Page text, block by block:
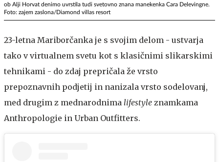
ob Alji Horvat denimo uvrstila tudi svetovno znana manekenka Cara Delevingne.
Foto: zajem zaslona/Diamond villas resort
23-letna Mariborčanka je s svojim delom - ustvarja
tako v virtualnem svetu kot s klasičnimi slikarskimi
tehnikami - do zdaj prepričala že vrsto
prepoznavnih podjetij in nanizala vrsto sodelovanj,
med drugim z mednarodnima lifestyle znamkama
Anthropologie in Urban Outfitters.